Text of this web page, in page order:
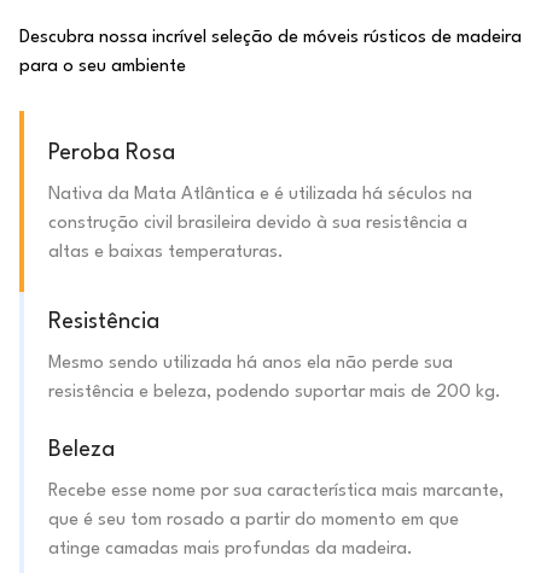
Descubra nossa incrível seleção de móveis rústicos de madeira
para o seu ambiente
Peroba Rosa
Nativa da Mata Atlântica e é utilizada há séculos na
construção civil brasileira devido à sua resistência a
altas e baixas temperaturas.
Resistência
Mesmo sendo utilizada há anos ela não perde sua
resistência e beleza, podendo suportar mais de 200 kg.
Beleza
Recebe esse nome por sua característica mais marcante,
que é seu tom rosado a partir do momento em que
atinge camadas mais profundas da madeira.